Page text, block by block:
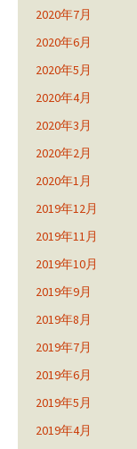
2020年7月
2020年6月
2020年5月
2020年4月
2020年3月
2020年2月
2020年1月
2019年12月
2019年11月
2019年10月
2019年9月
2019年8月
2019年7月
2019年6月
2019年5月
2019年4月